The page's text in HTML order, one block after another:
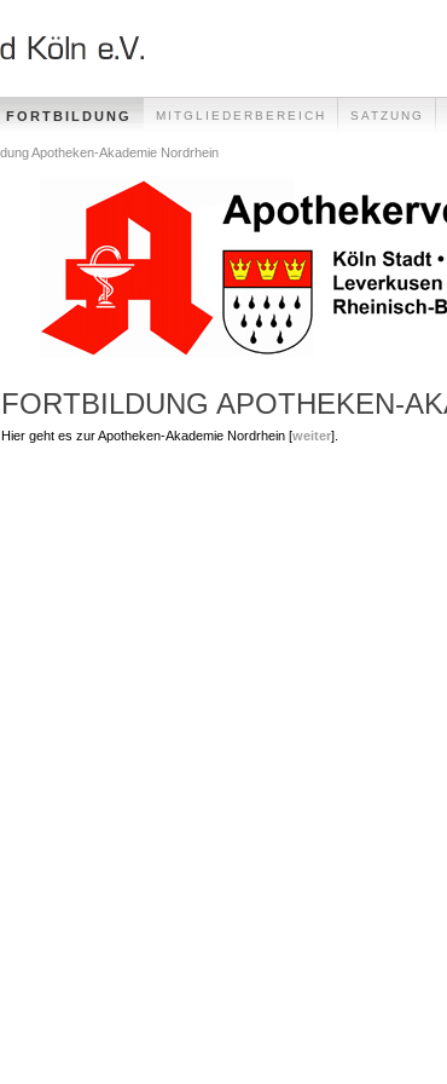
FORTBILDUNG MITGLIEDERBEREICH SATZUNG
SITEMAP
Apotheken-Akademie Nordrhein
FORTBILDUNG APOTHEKEN-
Hier geht es zur Apotheken-Akademie Nordrhein [weiter].